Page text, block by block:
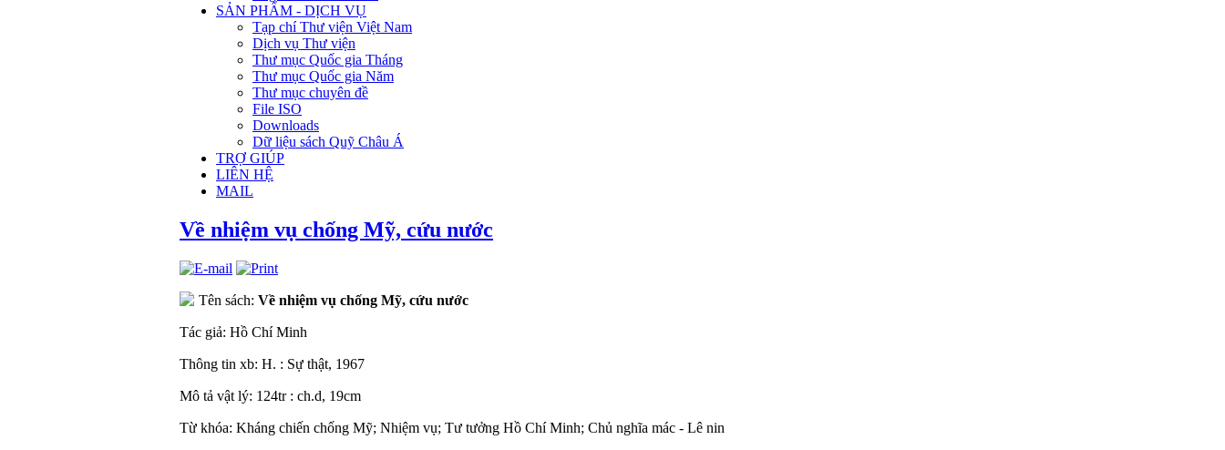
SẢN PHẨM - DỊCH VỤ
Tạp chí Thư viện Việt Nam
Dịch vụ Thư viện
Thư mục Quốc gia Tháng
Thư mục Quốc gia Năm
Thư mục chuyên đề
File ISO
Downloads
Dữ liệu sách Quỹ Châu Á
TRỢ GIÚP
LIÊN HỆ
MAIL
Về nhiệm vụ chống Mỹ, cứu nước
Tên sách: Về nhiệm vụ chống Mỹ, cứu nước
Tác giả: Hồ Chí Minh
Thông tin xb: H. : Sự thật, 1967
Mô tả vật lý: 124tr : ch.d, 19cm
Từ khóa: Kháng chiến chống Mỹ; Nhiệm vụ; Tư tưởng Hồ Chí Minh; Chủ nghĩa mác - Lê nin